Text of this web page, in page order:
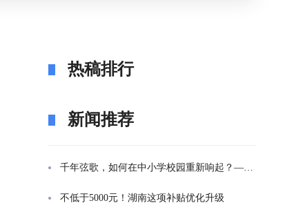
热稿排行
新闻推荐
千年弦歌，如何在中小学校园重新响起？——湖南首届中小学书院制建设研讨会观察
不低于5000元！湖南这项补贴优化升级